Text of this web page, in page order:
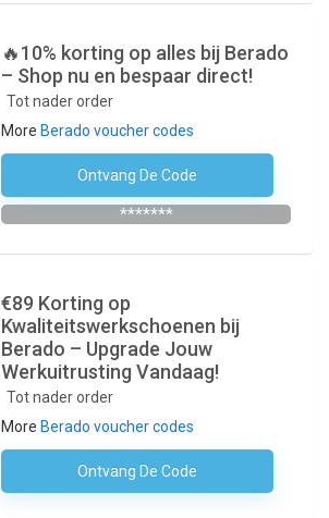
️‍🔥10% korting op alles bij Berado
– Shop nu en bespaar direct!
Tot nader order
More Berado voucher codes
Ontvang De Code
Abonneer Je Op De Nieuwsbrief
*******
€89 Korting op
Kwaliteitswerkschoenen bij
Berado – Upgrade Jouw
Werkuitrusting Vandaag!
Tot nader order
More Berado voucher codes
Ontvang De CodeGeen Code Nodig